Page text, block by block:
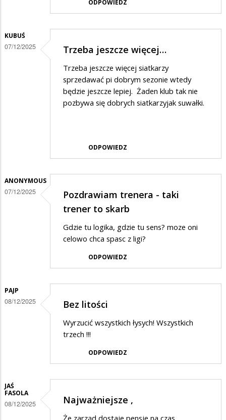
ODPOWIEDZ
KUBUŚ
07/12/2025 Trzeba jeszcze więcej…
Trzeba jeszcze więcej siatkarzy
sprzedawać pi dobrym sezonie wtedy
będzie jeszcze lepiej. Żaden klub tak nie
pozbywa się dobrych siatkarzyjak suwałki.
ODPOWIEDZ
ANONYMOUS
07/12/2025
Pozdrawiam trenera - taki
trener to skarb
Gdzie tu logika, gdzie tu sens? moze oni
celowo chca spasc z ligi?
ODPOWIEDZ
PAJP
08/12/2025 Bez litości
Wyrzucić wszystkich łysych! Wszystkich
trzech !!!
ODPOWIEDZ
JAŚ
FASOLA
08/12/2025 Najważniejsze ,